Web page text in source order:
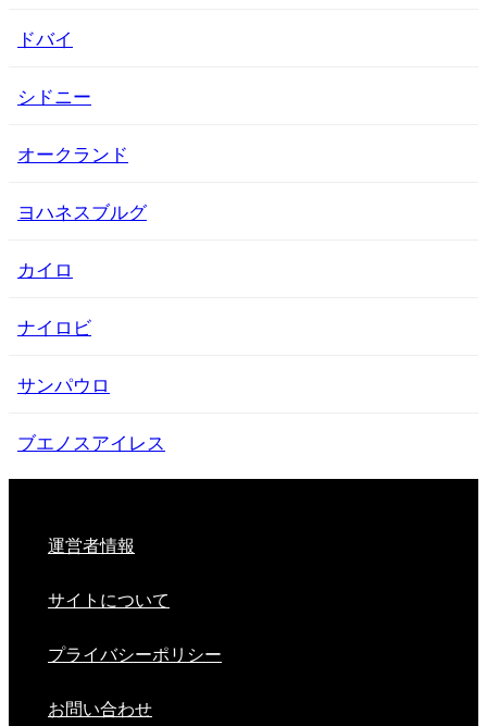
ドバイ
シドニー
オークランド
ヨハネスブルグ
カイロ
ナイロビ
サンパウロ
ブエノスアイレス
運営者情報
サイトについて
プライバシーポリシー
お問い合わせ